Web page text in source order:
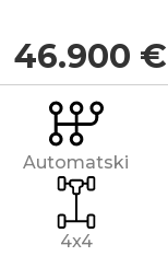
46.900 €
Automatski
4x4